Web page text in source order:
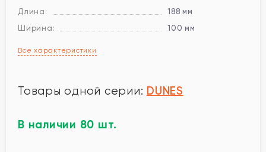
Длина:
188 мм
Ширина:
100 мм
Все характеристики
Товары одной серии: DUNES
В наличии 80 шт.